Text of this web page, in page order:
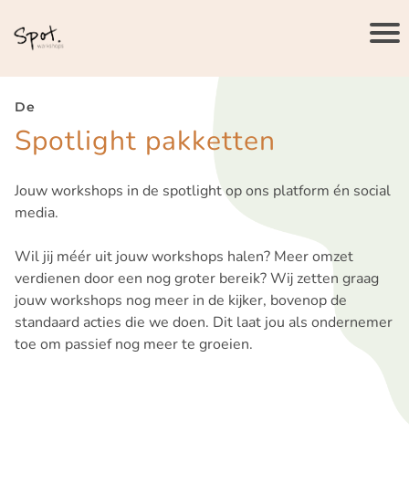
De
Spotlight pakketten
Jouw workshops in de spotlight op ons platform én social
media.
Wil jij méér uit jouw workshops halen? Meer omzet
verdienen door een nog groter bereik? Wij zetten graag
jouw workshops nog meer in de kijker, bovenop de
standaard acties die we doen. Dit laat jou als ondernemer
toe om passief nog meer te groeien.